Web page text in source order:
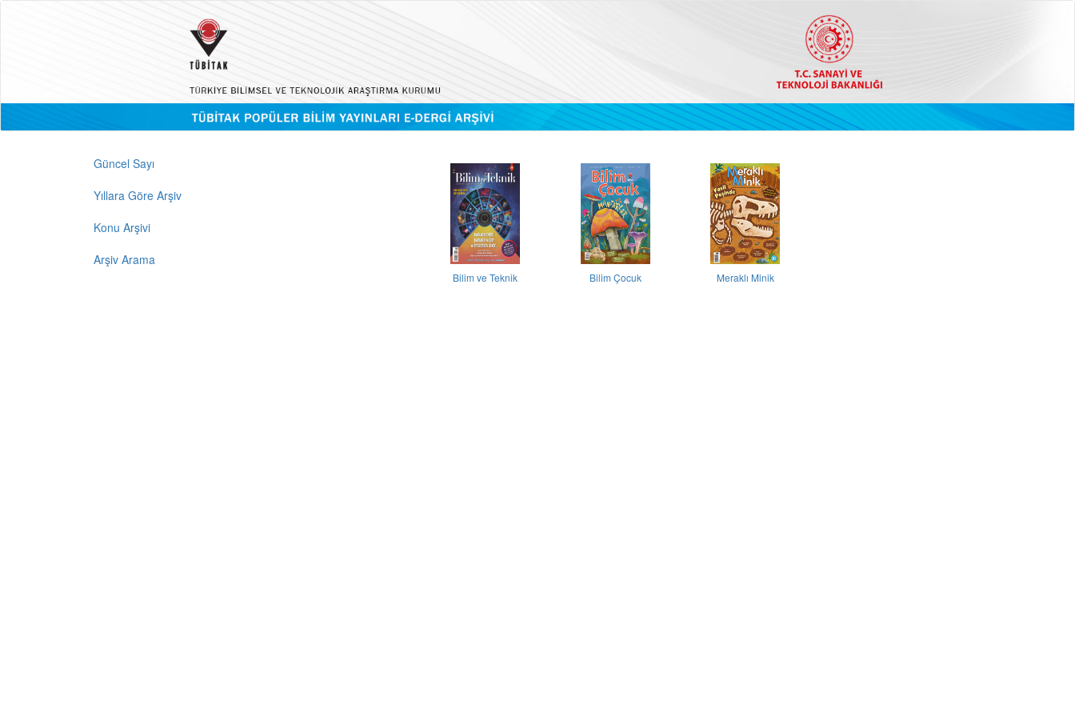
Güncel Sayı
Yıllara Göre Arşiv
Konu Arşivi
Arşiv Arama
Bilim ve Teknik Bilim Çocuk Meraklı Minik